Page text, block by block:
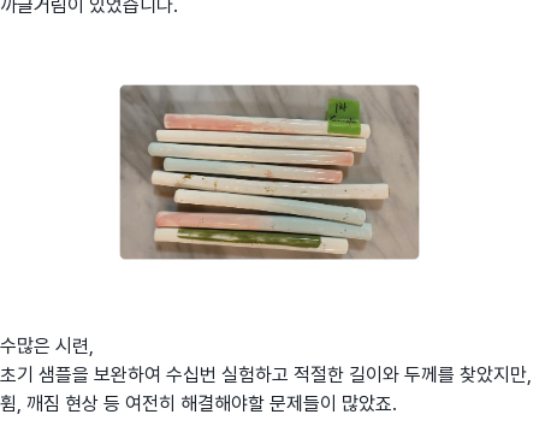
까글거림이 있었습니다.
수많은 시련,
초기 샘플을 보완하여 수십번 실험하고 적절한 길이와 두께를 찾았지만,
휨, 깨짐 현상 등 여전히 해결해야할 문제들이 많았죠.